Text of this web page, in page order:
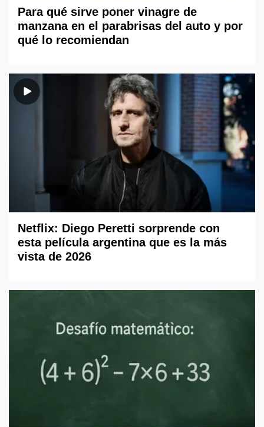
Para qué sirve poner vinagre de
manzana en el parabrisas del auto y por
qué lo recomiendan
Netflix: Diego Peretti sorprende con
esta película argentina que es la más
vista de 2026